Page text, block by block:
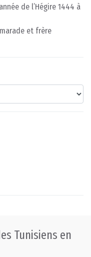
de l’Hégire 1444 à
et frère
Tunisiens en